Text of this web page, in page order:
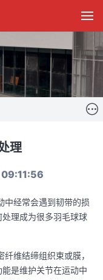
理
中经常会遇到韧带的损
理成为很多羽毛球球
维结缔组织束或膜，
是维护关节在运动中